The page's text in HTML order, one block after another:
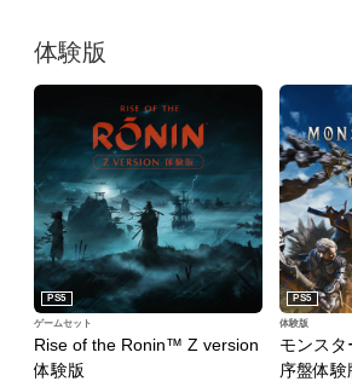
体験版
Rise of the Ronin™ Z version
体験版
PS5
ゲームセット
モンス
序盤体験
PS5
体験版